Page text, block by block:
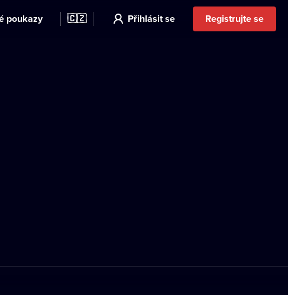
poukazy 🇨🇿 Přihlásit se Registrujte se